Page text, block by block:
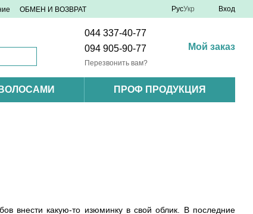
ОБМЕН И ВОЗВРАТ
РусУкр Вход
044 337-40-77
094 905-90-77
Перезвонить вам?
Мой заказ
ПРОФ ПРОДУКЦИЯ
внести какую-то изюминку в свой облик. В последние